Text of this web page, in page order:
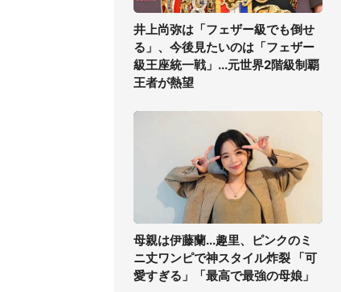
井上尚弥は「フェザー級でも倒せ
る」、今後見たいのは「フェザー
級王座統一戦」...元世界2階級制覇
王者が熱望
母親は伊藤蘭...趣里、ピンクのミ
ニ丈ワンピで神スタイル炸裂 「可
愛すぎる」「最高で最強の母娘」